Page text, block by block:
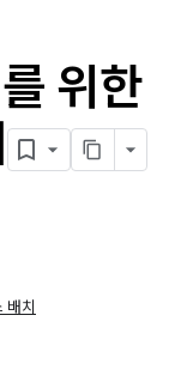
위한
배치